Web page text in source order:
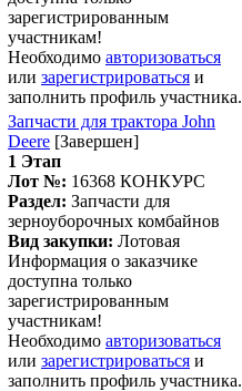
зарегистрированным
участникам!
Необходимо авторизоваться
или зарегистрироваться и
заполнить профиль участника.
Запчасти для трактора John
Deere [Завершен]
1 Этап
Лот №: 16368 КОНКУРС
Раздел: Запчасти для
зерноуборочных комбайнов
Вид закупки: Лотовая
Информация о заказчике
доступна только
зарегистрированным
участникам!
Необходимо авторизоваться
или зарегистрироваться и
заполнить профиль участника.